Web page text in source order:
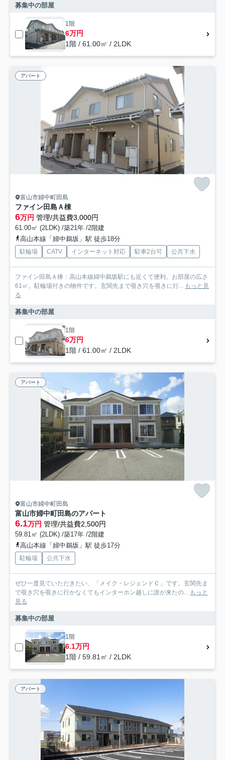
募集中の部屋
1階
6万円
1階 / 61.00㎡ / 2LDK
アパート
富山市婦中町田島
ファイン田島Ａ棟
6万円 管理/共益費3,000円
61.00㎡ (2LDK) /築21年 /2階建
高山本線「婦中鵜坂」駅 徒歩18分
駐輪場 CATV インターネット対応 駐車2台可 公共下水
ファイン田島Ａ棟：高山本線婦中鵜坂駅にも近くて便利。お部屋の広さ
61㎡。駐輪場付きの物件です。玄関先まで覗き穴を覗きに行... もっと見
る
募集中の部屋
1階
6万円
1階 / 61.00㎡ / 2LDK
アパート
富山市婦中町田島
富山市婦中町田島のアパート
6.1万円 管理/共益費2,500円
59.81㎡ (2LDK) /築17年 /2階建
高山本線「婦中鵜坂」駅 徒歩17分
駐輪場 公共下水
ぜひ一度見ていただきたい、「メイク・レジェンドＣ」です。玄関先ま
で覗き穴を覗きに行かなくてもインターホン越しに誰が来たの... もっと
見る
募集中の部屋
1階
6.1万円
1階 / 59.81㎡ / 2LDK
アパート